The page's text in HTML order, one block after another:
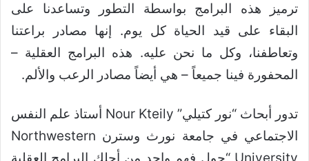
ترميز هذه البرامج بواسطة التطور وتساعدنا على
البقاء على قيد الحياة كل يوم. إنها مصادر براعتنا
وتعاطفنا، وكل ما نحن عليه. هذه البرامج العقلية –
المحفورة فينا جميعاً – هي أيضاً مصادر الرعب والألم.
تدور أبحاث “نور كتيلي” Nour Kteily أستاذ علم النفس
الاجتماعي في جامعة نورث وسترن Northwestern